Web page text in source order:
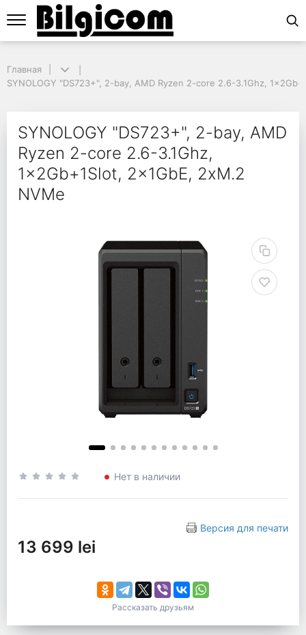
SYNOLOGY "DS723+", 2-bay, AMD Ryzen 2-core 2.6-3.1Ghz,
SYNOLOGY
Главная
SYNOLOGY "DS723+", 2-bay, AMD Ryzen 2-core 2.6-3.1Ghz,
SYNOLOGY "DS723+", 2-bay, AMD
Ryzen 2-core 2.6-3.1Ghz,
1x2Gb+1Slot, 2x1GbE, 2xM.2
NVMe
Нет в наличии
Версия для печати
13 699 lei
Рассказать друзьям